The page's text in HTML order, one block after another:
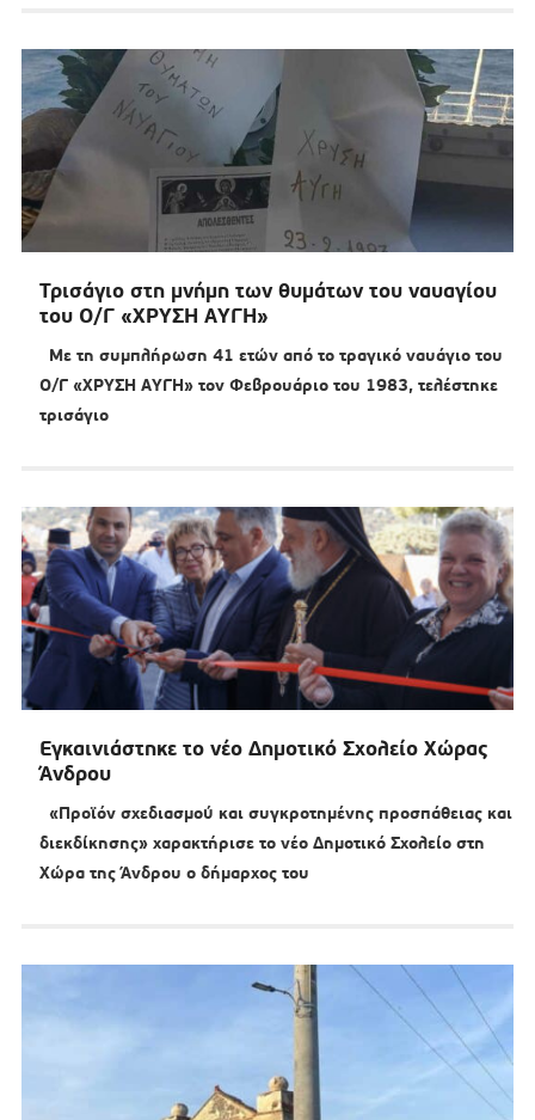
Τρισάγιο στη μνήμη των θυμάτων του ναυαγίου
του Ο/Γ «ΧΡΥΣΗ ΑΥΓΗ»
Με τη συμπλήρωση 41 ετών από το τραγικό ναυάγιο του
Ο/Γ «ΧΡΥΣΗ ΑΥΓΗ» τον Φεβρουάριο του 1983, τελέστηκε
τρισάγιο
Εγκαινιάστηκε το νέο Δημοτικό Σχολείο Χώρας
Άνδρου
«Προϊόν σχεδιασμού και συγκροτημένης προσπάθειας και
διεκδίκησης» χαρακτήρισε το νέο Δημοτικό Σχολείο στη
Χώρα της Άνδρου ο δήμαρχος του